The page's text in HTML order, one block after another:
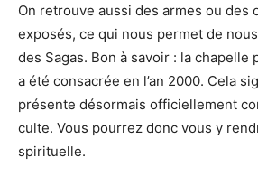
On retrouve aussi des armes ou des
exposés, ce qui nous permet de
des Sagas. Bon à savoir : la chapelle
a été consacrée en l’an 2000. Cela
présente désormais officiellement
culte. Vous pourrez donc vous y
spirituelle.